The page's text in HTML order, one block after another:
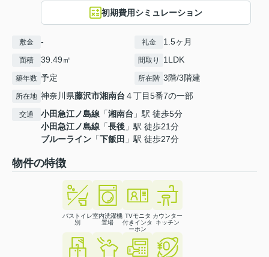
初期費用シミュレーション
敷金 - 礼金 1.5ヶ月
面積 39.49㎡ 間取り 1LDK
築年数 予定 所在階 3階/3階建
所在地 神奈川県藤沢市湘南台 ４丁目5番7の一部
交通 小田急江ノ島線 「湘南台 」駅 徒歩5分
小田急江ノ島線 「長後 」駅 徒歩21分
ブルーライン 「下飯田 」駅 徒歩27分
物件の特徴
バストイレ
別
室内洗濯機
置場
TVモニタ
付きインタ
ーホン
カウンター
キッチン